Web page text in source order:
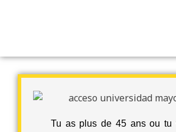
Tu as plus de 45 ans ou tu